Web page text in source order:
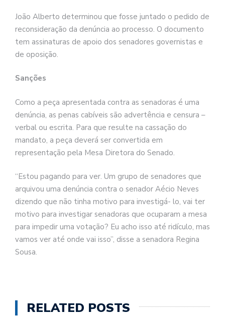
João Alberto determinou que fosse juntado o pedido de
reconsideração da denúncia ao processo. O documento
tem assinaturas de apoio dos senadores governistas e
de oposição.
Sanções
Como a peça apresentada contra as senadoras é uma
denúncia, as penas cabíveis são advertência e censura –
verbal ou escrita. Para que resulte na cassação do
mandato, a peça deverá ser convertida em
representação pela Mesa Diretora do Senado.
“Estou pagando para ver. Um grupo de senadores que
arquivou uma denúncia contra o senador Aécio Neves
dizendo que não tinha motivo para investigá- lo, vai ter
motivo para investigar senadoras que ocuparam a mesa
para impedir uma votação? Eu acho isso até ridículo, mas
vamos ver até onde vai isso”, disse a senadora Regina
Sousa.
RELATED POSTS